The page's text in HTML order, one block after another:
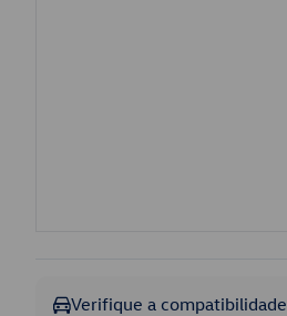
Verifique a compatibilidade